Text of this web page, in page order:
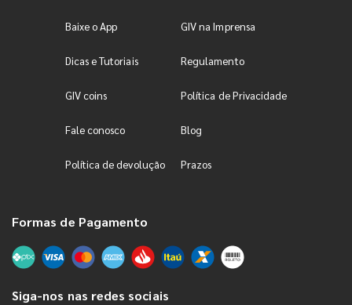
Baixe o App GIV na Imprensa
Dicas e Tutoriais Regulamento
GIV coins Política de Privacidade
Fale conosco Blog
Política de devolução Prazos
Formas de Pagamento
Siga-nos nas redes sociais